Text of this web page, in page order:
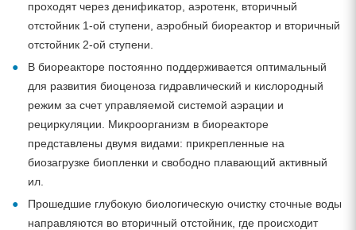
проходят через денификатор, аэротенк, вторичный
отстойник 1-ой ступени, аэробный биореактор и вторичный
отстойник 2-ой ступени.
В биореакторе постоянно поддерживается оптимальный
для развития биоценоза гидравлический и кислородный
режим за счет управляемой системой аэрации и
рециркуляции. Микроорганизм в биореакторе
представлены двумя видами: прикрепленные на
биозагрузке биопленки и свободно плавающий активный
ил.
Прошедшие глубокую биологическую очистку сточные воды
направляются во вторичный отстойник, где происходит